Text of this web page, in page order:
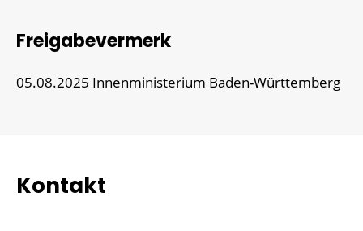
Freigabevermerk
05.08.2025 Innenministerium Baden-Württemberg
Kontakt